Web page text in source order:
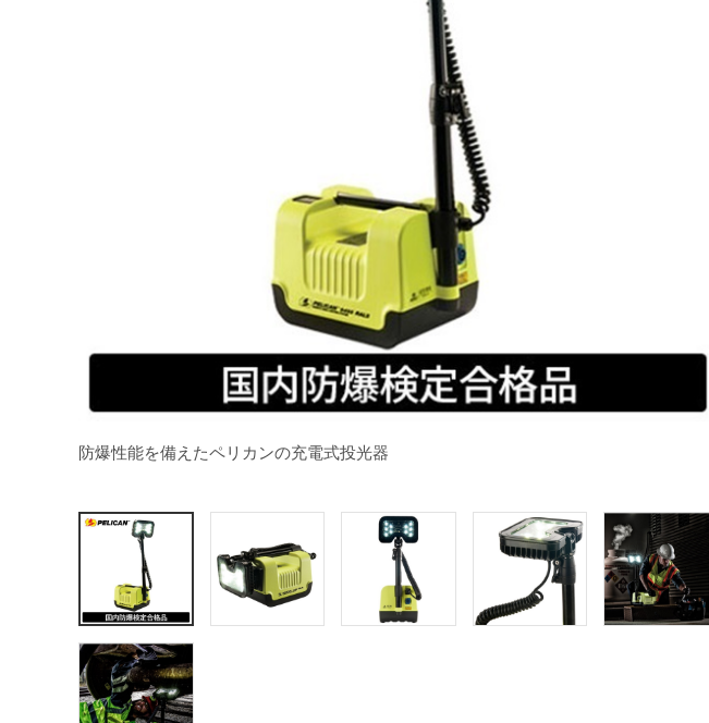
防爆性能を備えたペリカンの充電式投光器